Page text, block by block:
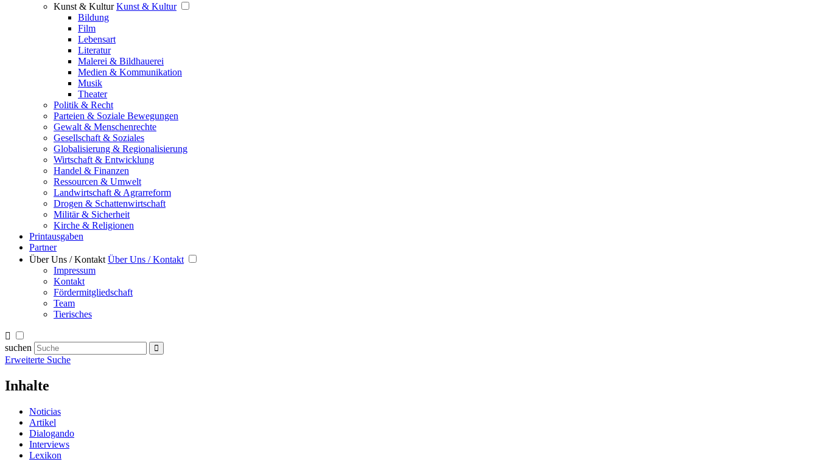
Kunst & Kultur Kunst & Kultur
Bildung
Film
Lebensart
Literatur
Malerei & Bildhauerei
Medien & Kommunikation
Musik
Theater
Politik & Recht
Parteien & Soziale Bewegungen
Gewalt & Menschenrechte
Gesellschaft & Soziales
Globalisierung & Regionalisierung
Wirtschaft & Entwicklung
Handel & Finanzen
Ressourcen & Umwelt
Landwirtschaft & Agrarreform
Drogen & Schattenwirtschaft
Militär & Sicherheit
Kirche & Religionen
Printausgaben
Partner
Über Uns / Kontakt Über Uns / Kontakt
Impressum
Kontakt
Fördermitgliedschaft
Team
Tierisches
suchen
Erweiterte Suche
Inhalte
Noticias
Artikel
Dialogando
Interviews
Lexikon